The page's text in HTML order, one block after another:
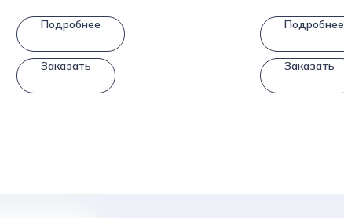
Подробнее
Заказать
Подробнее
Заказать